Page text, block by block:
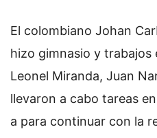
El colombiano Johan
hizo gimnasio y trabajos
Leonel Miranda, Juan
llevaron a cabo tareas
a para continuar con la